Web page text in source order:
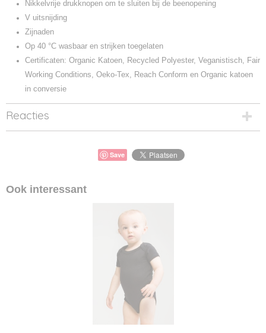
Nikkelvrije drukknopen om te sluiten bij de beenopening
V uitsnijding
Zijnaden
Op 40 °C wasbaar en strijken toegelaten
Certificaten: Organic Katoen, Recycled Polyester, Veganistisch, Fair
Working Conditions, Oeko-Tex, Reach Conform en Organic katoen
in conversie
Reacties
Save
Ook interessant